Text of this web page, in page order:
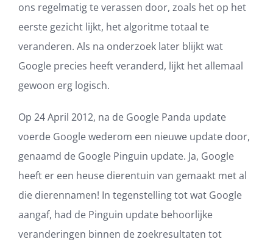
ons regelmatig te verassen door, zoals het op het
eerste gezicht lijkt, het algoritme totaal te
veranderen. Als na onderzoek later blijkt wat
Google precies heeft veranderd, lijkt het allemaal
gewoon erg logisch.
Op 24 April 2012, na de Google Panda update
voerde Google wederom een nieuwe update door,
genaamd de Google Pinguin update. Ja, Google
heeft er een heuse dierentuin van gemaakt met al
die dierennamen! In tegenstelling tot wat Google
aangaf, had de Pinguin update behoorlijke
veranderingen binnen de zoekresultaten tot